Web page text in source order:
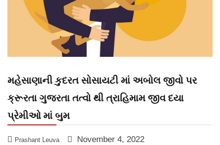
મહેસાણાની કુદરત સોસાયટી માં અબોલ જીવો પર
ક્રૂરતા ગુજરતા તત્વો થી ત્રાહિમામ જીવ દયા
પ્રેમીઓ માં બુમ
Prashant Leuva November 4, 2022